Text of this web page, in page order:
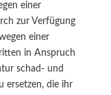
einer
zur Verfügung
einer
in Anspruch
schad- und
ersetzen, die ihr